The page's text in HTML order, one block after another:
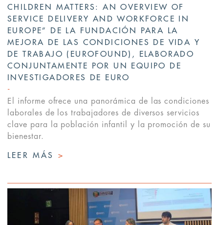
CHILDREN MATTERS: AN OVERVIEW OF
SERVICE DELIVERY AND WORKFORCE IN
EUROPE” DE LA FUNDACIÓN PARA LA
MEJORA DE LAS CONDICIONES DE VIDA Y
DE TRABAJO (EUROFOUND), ELABORADO
CONJUNTAMENTE POR UN EQUIPO DE
INVESTIGADORES DE EURO
El informe ofrece una panorámica de las condiciones
laborales de los trabajadores de diversos servicios
clave para la población infantil y la promoción de su
bienestar.
LEER MÁS >